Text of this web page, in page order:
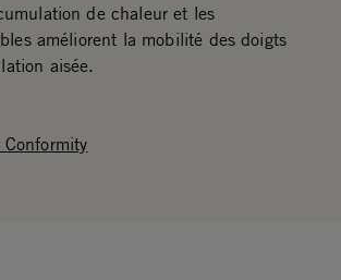
de chaleur et les
améliorent la mobilité des doigts
aisée.